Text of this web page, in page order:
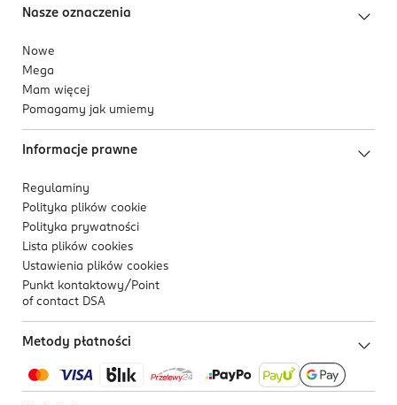
Nasze oznaczenia
Nowe
Mega
Mam więcej
Pomagamy jak umiemy
Informacje prawne
Regulaminy
Polityka plików cookie
Polityka prywatności
Lista plików cookies
Ustawienia plików cookies
Punkt kontaktowy/ Point
of contact DSA
Metody płatności